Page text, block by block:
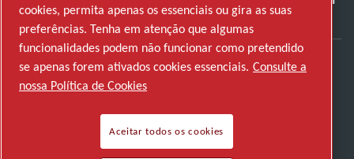
Descubra como o Atlas Copco Group permite
Visite o website do Atlas Copco Group
Parte do Atlas Copco Group
cookies, permita apenas os essenciais ou gira as suas
preferências. Tenha em atenção que algumas
funcionalidades podem não funcionar como pretendido
se apenas forem ativados cookies essenciais. Consulte a
nossa Política de Cookies
Aceitar todos os cookies